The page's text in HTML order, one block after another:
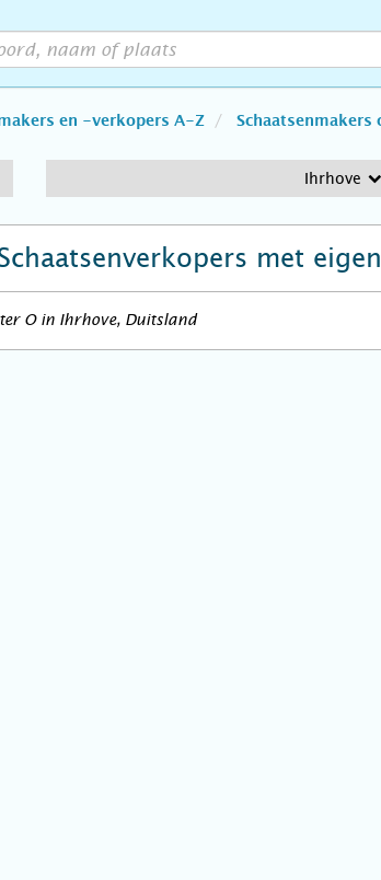
en -verkopers A-Z Schaatsenmakers
Ihrhove
met
O in Ihrhove, Duitsland